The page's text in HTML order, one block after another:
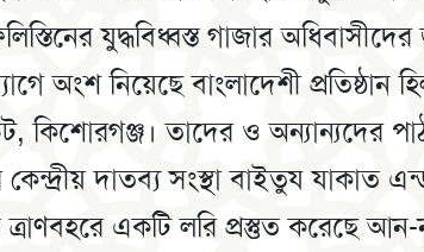
যুদ্ধবিধ্বস্ত গাজার
অংশ নিয়েছে বাংলাদেশী
কিশোরগঞ্জ। তাদের ও অন্যান্যদের
দাতব্য সংস্থা বাইতুয যাকাত
ত্রাণবহরে একটি লরি প্রস্তুত করেছে